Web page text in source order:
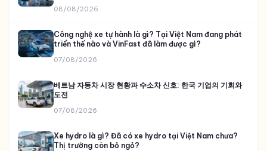
08/08/2026
Công nghệ xe tự hành là gì? Tại Việt Nam đang phát
triển thế nào và VinFast đã làm được gì?
07/08/2026
베트남 자동차 시장 현황과 수소차 신호: 한국 기업의 기회와
도전
07/08/2026
Xe hydro là gì? Đã có xe hydro tại Việt Nam chưa?
Thị trường còn bỏ ngỏ?